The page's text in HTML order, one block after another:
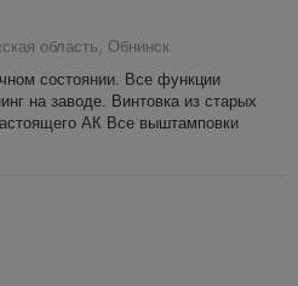
область, Обнинск
состоянии. Все функции
на заводе. Винтовка из старых
АК Все выштамповки